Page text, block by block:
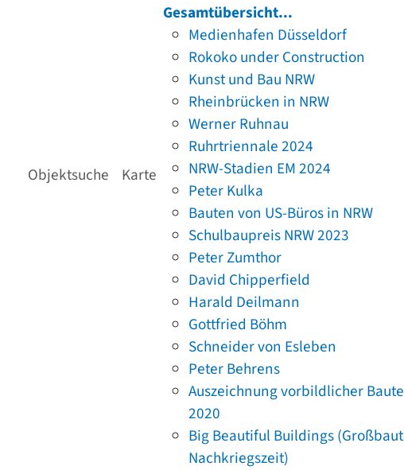
Objektsuche Karte
Gesamtübersicht...
Medienhafen Düsseldorf
Rokoko under Construction
Kunst und Bau NRW
Rheinbrücken in NRW
Werner Ruhnau
Ruhrtriennale 2024
NRW-Stadien EM 2024
Peter Kulka
Bauten von US-Büros in NRW
Schulbaupreis NRW 2023
Peter Zumthor
David Chipperfield
Harald Deilmann
Gottfried Böhm
Schneider von Esleben
Peter Behrens
Auszeichnung vorbildlicher
2020
Big Beautiful Buildings
Nachkriegszeit)